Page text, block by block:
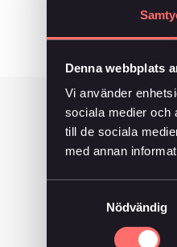
Denna webbplats
Vi använder
sociala medier och
till de sociala
med annan
Nödvändig